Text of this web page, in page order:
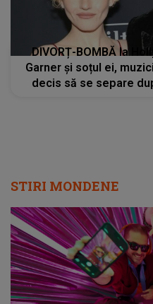
DIVORȚ-BOMBĂ la
Garner și soțul ei,
decis să se separe
STIRI MONDENE